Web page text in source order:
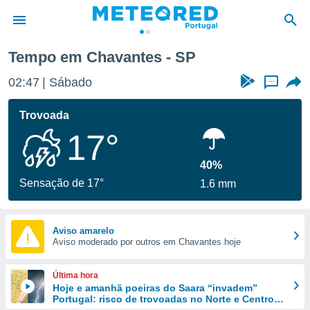
da
foi
fornecidas
a este
das
e
forma
digital
Tempo em Chavantes - SP
02:47 Sábado ...
Trovoada
17°
Sensação de 17°
40%
1.6 mm
Aviso amarelo
Aviso moderado por outros em Chavantes hoje
Última hora
Hoje e amanhã poeiras do Saara “invadem”
Portugal: risco de trovoadas no Norte e Centro